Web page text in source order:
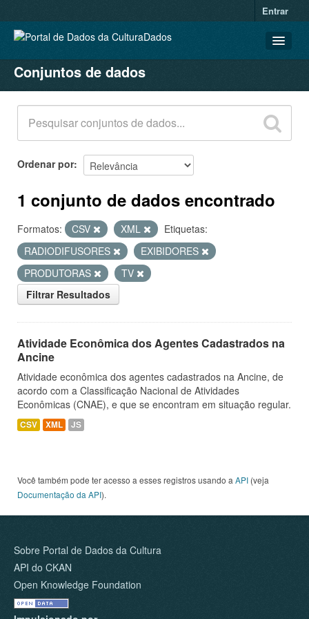
Entrar
CONJUNTOS DE DADOS
ORGANIZAÇÕES
GRUPOS
SOBRE
Conjuntos de dados
Ordenar por
1 conjunto de dados encontrado
Formatos: CSV XML
Etiquetas:
RADIODIFUSORES
EXIBIDORES
PRODUTORAS
TV
Filtrar Resultados
Atividade Econômica dos Agentes Cadastrados na
Ancine
Atividade econômica dos agentes cadastrados na Ancine, de
acordo com a Classificação Nacional de Atividades
Econômicas (CNAE), e que se encontram em situação regular.
CSV XML JS
Você também pode ter acesso a esses registros usando a API (veja
Documentação da API).
Sobre Portal de Dados da Cultura
API do CKAN
Open Knowledge Foundation